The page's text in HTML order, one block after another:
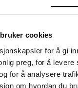
cookies
for å gi
preg, for å levere
for å analysere
om hvordan du
inkludert nærmere
testamenterte til
rommer museet
Amaldus Nielsen